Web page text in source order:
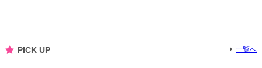
PICK UP 一覧へ